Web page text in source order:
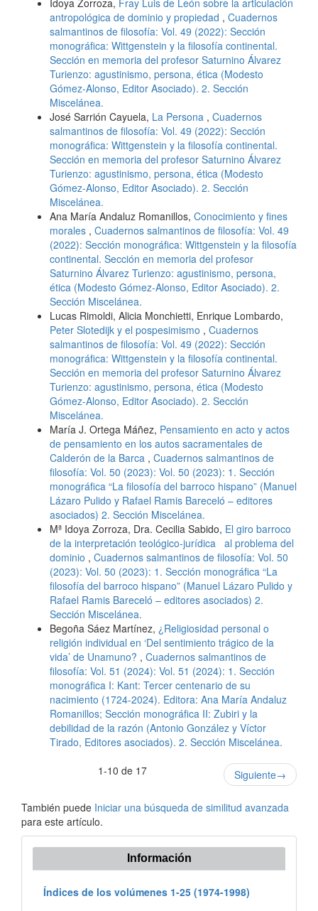
antropológica de dominio y propiedad , Cuadernos
salmantinos de filosofía: Vol. 49 (2022): Sección
monográfica: Wittgenstein y la filosofía continental.
Sección en memoria del profesor Saturnino Álvarez
Turienzo: agustinismo, persona, ética (Modesto
Gómez-Alonso, Editor Asociado). 2. Sección
Miscelánea.
José Sarrión Cayuela, La Persona , Cuadernos
salmantinos de filosofía: Vol. 49 (2022): Sección
monográfica: Wittgenstein y la filosofía continental.
Sección en memoria del profesor Saturnino Álvarez
Turienzo: agustinismo, persona, ética (Modesto
Gómez-Alonso, Editor Asociado). 2. Sección
Miscelánea.
Ana María Andaluz Romanillos, Conocimiento y fines
morales , Cuadernos salmantinos de filosofía: Vol. 49
(2022): Sección monográfica: Wittgenstein y la filosofía
continental. Sección en memoria del profesor
Saturnino Álvarez Turienzo: agustinismo, persona,
ética (Modesto Gómez-Alonso, Editor Asociado). 2.
Sección Miscelánea.
Lucas Rimoldi, Alicia Monchietti, Enrique Lombardo,
Peter Slotedijk y el pospesimismo , Cuadernos
salmantinos de filosofía: Vol. 49 (2022): Sección
monográfica: Wittgenstein y la filosofía continental.
Sección en memoria del profesor Saturnino Álvarez
Turienzo: agustinismo, persona, ética (Modesto
Gómez-Alonso, Editor Asociado). 2. Sección
Miscelánea.
María J. Ortega Máñez, Pensamiento en acto y actos
de pensamiento en los autos sacramentales de
Calderón de la Barca , Cuadernos salmantinos de
filosofía: Vol. 50 (2023): Vol. 50 (2023): 1. Sección
monográfica “La filosofía del barroco hispano” (Manuel
Lázaro Pulido y Rafael Ramis Bareceló – editores
asociados) 2. Sección Miscelánea.
Mª Idoya Zorroza, Dra. Cecilia Sabido, El giro barroco
de la interpretación teológico-jurídica al problema del
dominio , Cuadernos salmantinos de filosofía: Vol. 50
(2023): Vol. 50 (2023): 1. Sección monográfica “La
filosofía del barroco hispano” (Manuel Lázaro Pulido y
Rafael Ramis Bareceló – editores asociados) 2.
Sección Miscelánea.
Begoña Sáez Martínez, ¿Religiosidad personal o
religión individual en ‘Del sentimiento trágico de la
vida’ de Unamuno? , Cuadernos salmantinos de
filosofía: Vol. 51 (2024): Vol. 51 (2024): 1. Sección
monográfica I: Kant: Tercer centenario de su
nacimiento (1724-2024). Editora: Ana María Andaluz
Romanillos; Sección monográfica II: Zubiri y la
debilidad de la razón (Antonio González y Víctor
Tirado, Editores asociados). 2. Sección Miscelánea.
1-10 de 17
Siguiente→
También puede Iniciar una búsqueda de similitud avanzada
para este artículo.
Información
Índices de los volúmenes 1-25 (1974-1998)